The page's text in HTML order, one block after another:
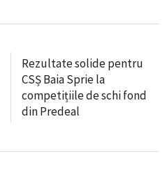
Rezultate solide pentru
CSȘ Baia Sprie la
competițiile de schi fond
din Predeal